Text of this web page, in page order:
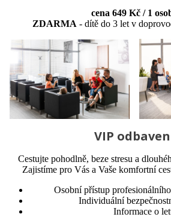
cena 649 Kč / 1
ZDARMA - dítě do 3 let v
VIP
Cestujte pohodlně, beze stresu a
Zajistíme pro Vás a Vaše komfortní
Osobní přístup
Individuální
Informace o